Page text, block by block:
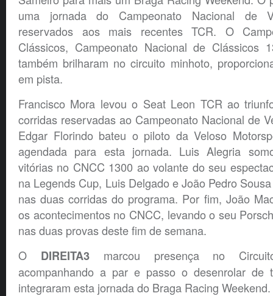
uma jornada do Campeonato Nacional de
reservados aos mais recentes TCR. O
Clássicos, Campeonato Nacional de Clássicos
também brilharam no circuito minhoto,
em pista.
Francisco Mora levou o Seat Leon TCR ao
corridas reservadas ao Campeonato Nacional de
Edgar Florindo bateu o piloto da Veloso
agendada para esta jornada. Luis Alegria
vitórias no CNCC 1300 ao volante do seu
na Legends Cup, Luis Delgado e João Pedro
nas duas corridas do programa. Por fim, João
os acontecimentos no CNCC, levando o seu
nas duas provas deste fim de semana.
O DIREITA3 marcou presença no
acompanhando a par e passo o desenrolar de
integraram esta jornada do Braga Racing Weekend.